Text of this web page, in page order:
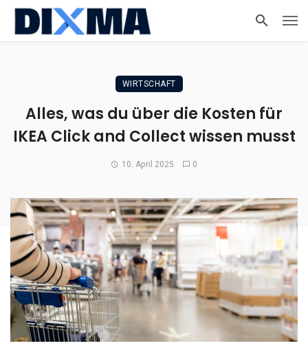
WIRTSCHAFT
Alles, was du über die Kosten für
IKEA Click and Collect wissen musst
10. April 2025 0